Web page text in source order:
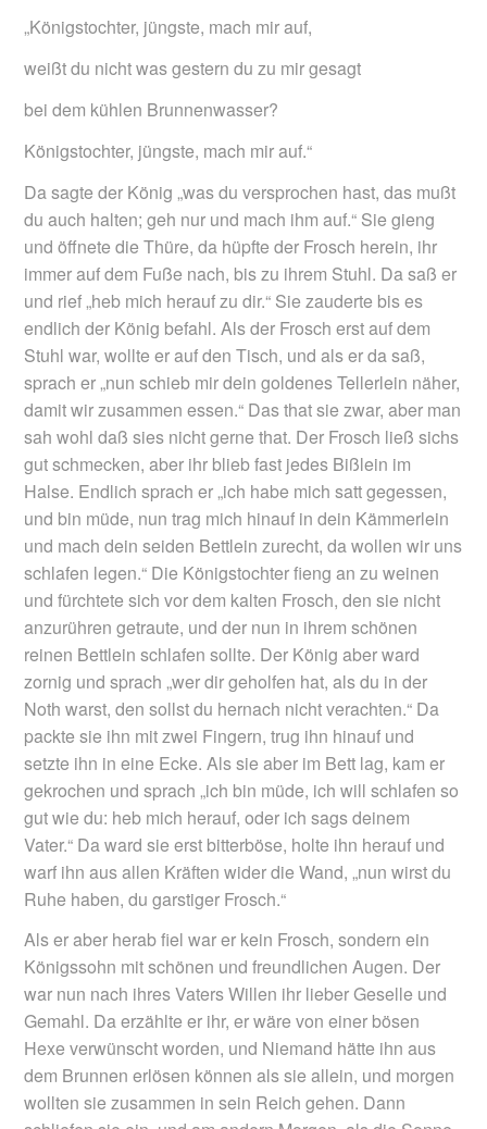
„Königstochter, jüngste, mach mir auf,
weißt du nicht was gestern du zu mir gesagt
bei dem kühlen Brunnenwasser?
Königstochter, jüngste, mach mir auf.“
Da sagte der König „was du versprochen hast, das mußt
du auch halten; geh nur und mach ihm auf.“ Sie gieng
und öffnete die Thüre, da hüpfte der Frosch herein, ihr
immer auf dem Fuße nach, bis zu ihrem Stuhl. Da saß er
und rief „heb mich herauf zu dir.“ Sie zauderte bis es
endlich der König befahl. Als der Frosch erst auf dem
Stuhl war, wollte er auf den Tisch, und als er da saß,
sprach er „nun schieb mir dein goldenes Tellerlein näher,
damit wir zusammen essen.“ Das that sie zwar, aber man
sah wohl daß sies nicht gerne that. Der Frosch ließ sichs
gut schmecken, aber ihr blieb fast jedes Bißlein im
Halse. Endlich sprach er „ich habe mich satt gegessen,
und bin müde, nun trag mich hinauf in dein Kämmerlein
und mach dein seiden Bettlein zurecht, da wollen wir uns
schlafen legen.“ Die Königstochter fieng an zu weinen
und fürchtete sich vor dem kalten Frosch, den sie nicht
anzurühren getraute, und der nun in ihrem schönen
reinen Bettlein schlafen sollte. Der König aber ward
zornig und sprach „wer dir geholfen hat, als du in der
Noth warst, den sollst du hernach nicht verachten.“ Da
packte sie ihn mit zwei Fingern, trug ihn hinauf und
setzte ihn in eine Ecke. Als sie aber im Bett lag, kam er
gekrochen und sprach „ich bin müde, ich will schlafen so
gut wie du: heb mich herauf, oder ich sags deinem
Vater.“ Da ward sie erst bitterböse, holte ihn herauf und
warf ihn aus allen Kräften wider die Wand, „nun wirst du
Ruhe haben, du garstiger Frosch.“
Als er aber herab fiel war er kein Frosch, sondern ein
Königssohn mit schönen und freundlichen Augen. Der
war nun nach ihres Vaters Willen ihr lieber Geselle und
Gemahl. Da erzählte er ihr, er wäre von einer bösen
Hexe verwünscht worden, und Niemand hätte ihn aus
dem Brunnen erlösen können als sie allein, und morgen
wollten sie zusammen in sein Reich gehen. Dann